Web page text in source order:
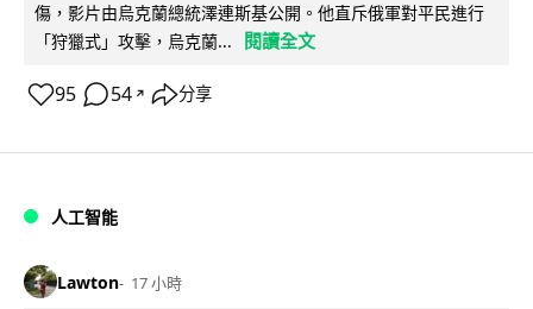
傷，影片由烏克蘭總統澤連斯基公開。他直斥俄軍對平民進行
「狩獵式」攻擊，烏克蘭...
閱讀全文
95 54 ↗ 分享
人工智能
Lawton 17 小時